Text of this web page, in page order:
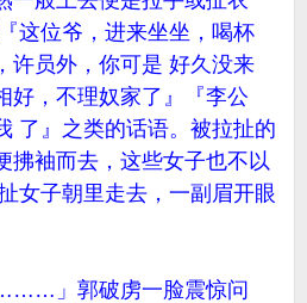
这位爷，进来坐坐，喝杯
许员外，你可是 好久没来
好，不理奴家了』『李公
了』之类的话语。被拉扯的
拂袖而去，这些女子也不以
女子朝里走去，一副眉开眼
」郭破虏一脸震惊问